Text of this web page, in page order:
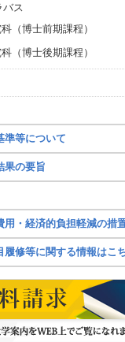
ス
（博士前期課程）
（博士後期課程）
準等について
果の要旨
用・経済的負担軽減の措
履修等に関する情報はこ